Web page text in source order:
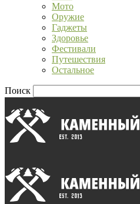
Мото
Оружие
Гаджеты
Здоровье
Фестивали
Путешествия
Остальное
Поиск